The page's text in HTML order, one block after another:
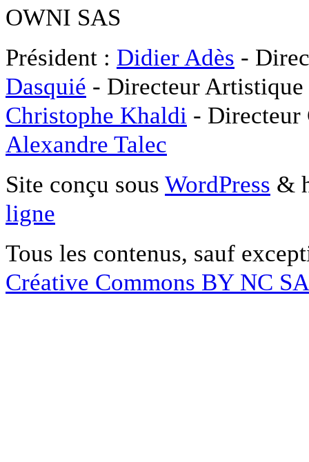
OWNI SAS
Président : Didier Adès -
Dasquié - Directeur
Christophe Khaldi -
Alexandre Talec
Site conçu sous WordPress &
ligne
Tous les contenus, sauf
Créative Commons BY NC SA